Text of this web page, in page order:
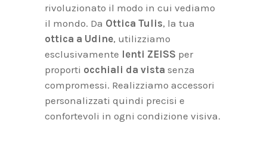
rivoluzionato il modo in cui vediamo
il mondo. Da Ottica Tulis, la tua
ottica a Udine, utilizziamo
esclusivamente lenti ZEISS per
proporti occhiali da vista senza
compromessi. Realizziamo accessori
personalizzati quindi precisi e
confortevoli in ogni condizione visiva.